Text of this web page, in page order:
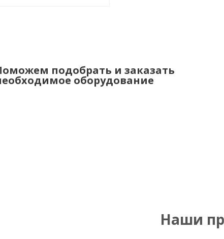
подобрать и заказать
оборудование
Наши